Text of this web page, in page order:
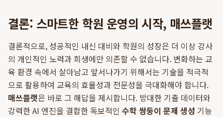
결론: 스마트한 학원 운영의 시작, 매쓰플랫
결론적으로, 성공적인 내신 대비와 학원의 성장은 더 이상 강사
의 개인적인 노력과 희생에만 의존할 수 없습니다. 변화하는 교
육 환경 속에서 살아남고 앞서나가기 위해서는 기술을 적극적
으로 활용하여 교육의 효율성과 전문성을 극대화해야 합니다.
매쓰플랫은 바로 그 해답을 제시합니다. 방대한 기출 데이터와
강력한 AI 엔진을 결합한 독보적인 수학 쌍둥이 문제 생성 기능